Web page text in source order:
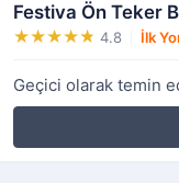
Festiva Ön Teker
4.8 İlk
Geçici olarak temin